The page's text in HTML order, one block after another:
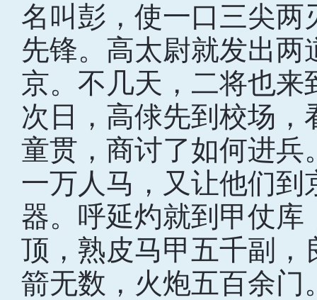
名叫彭，使一口三尖
先锋。高太尉就发出
京。不几天，二将也
次日，高俅先到校场
童贯，商讨了如何进兵
一万人马，又让他们
器。呼延灼就到甲仗
顶，熟皮马甲五千副，
箭无数，火炮五百余门